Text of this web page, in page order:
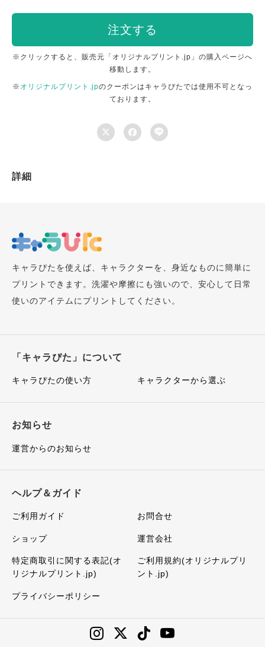
注文する
※クリックすると、販売元「オリジナルプリント.jp」の購入ページへ
移動します。
※ オリジナルプリント.jpのクーポンはキャラぴたでは使用不可となっ
ております。
  
詳細
キャラぴたを使えば、キャラクターを、身近なものに簡単に
プリントできます。洗濯や摩擦にも強いので、安心して日常
使いのアイテムにプリントしてください。
「キャラぴた」について
キャラぴたの使い方 キャラクターから選ぶ
お知らせ
運営からのお知らせ
ヘルプ＆ガイド
ご利用ガイド お問合せ
ショップ 運営会社
特定商取引に関する表記(オ
リジナルプリント.jp)
ご利用規約(オリジナルプリ
ント.jp)
プライバシーポリシー